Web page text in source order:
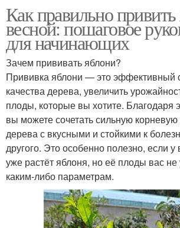
Как правильно
весной: пошаговое
для начинающих
Зачем прививать яблони?
Прививка яблони — это эффективный
качества дерева, увеличить
плоды, которые вы хотите. Благодаря
вы можете сочетать сильную корневую
дерева с вкусными и стойкими к
другого. Это особенно полезно, если у
уже растёт яблоня, но её плоды вас
каким-либо параметрам.